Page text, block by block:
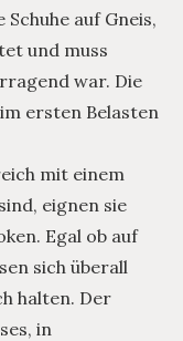
auf Gneis,
und muss
war. Die
ersten Belasten
mit einem
eignen sie
Egal ob auf
sich überall
halten. Der
in